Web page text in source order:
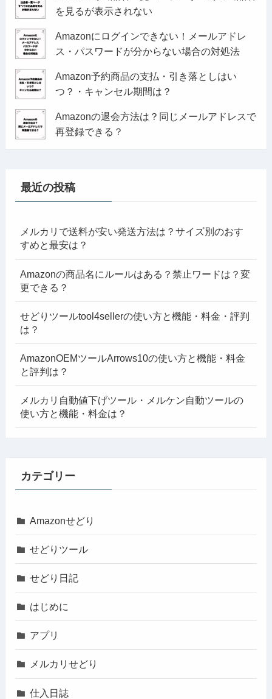
を見るが表示されない
Amazonにログインできない！メールアドレ
ス・パスワードが分からない場合の対処法
Amazon予約商品の支払・引き落としはい
つ？・キャンセル期間は？
Amazonの退会方法は？同じメールアドレスで
再登録できる？
最近の投稿
メルカリで送料が安い発送方法は？サイズ別のおす
すめと最安は？
Amazonの商品名にルールはある？禁止ワードは？変
更できる？
せどりツールtool4sellerの使い方と機能・料金・評判
は？
AmazonOEMツールArrows10の使い方と機能・料金
と評判は？
メルカリ自動値下げツール・メルケン自動ツールの
使い方と機能・料金は？
カテゴリー
Amazonせどり
せどりツール
せどり日記
はじめに
アプリ
メルカリせどり
仕入日誌